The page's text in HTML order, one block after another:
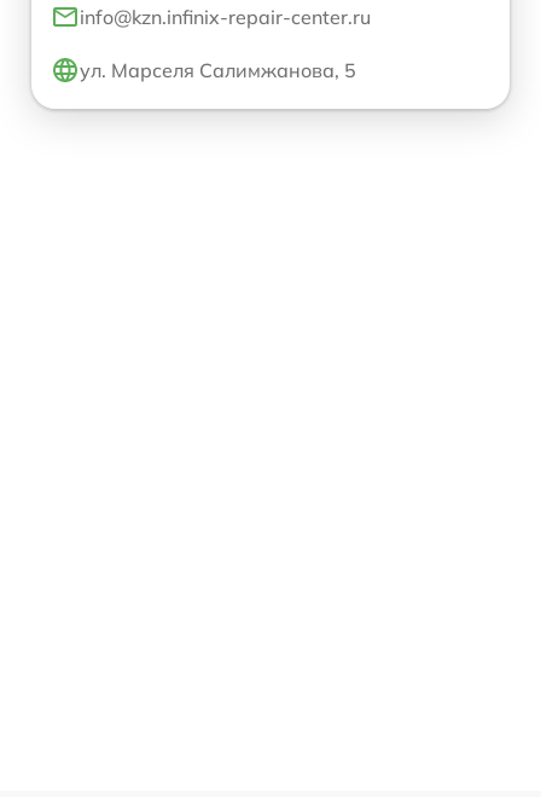
info@kzn.infinix-repair-center.ru
ул. Марселя Салимжанова, 5